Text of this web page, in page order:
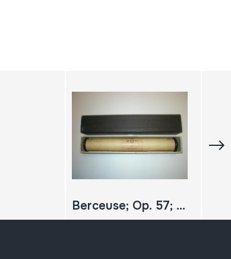
Berceuse; Op. 57; Chopin